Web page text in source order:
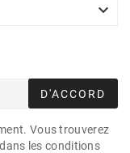

D'ACCORD
Vous trouverez
les conditions